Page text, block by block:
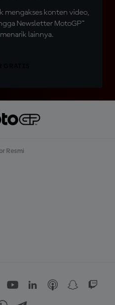
mengakses konten video,
Newsletter MotoGP™
lainnya.
Resmi